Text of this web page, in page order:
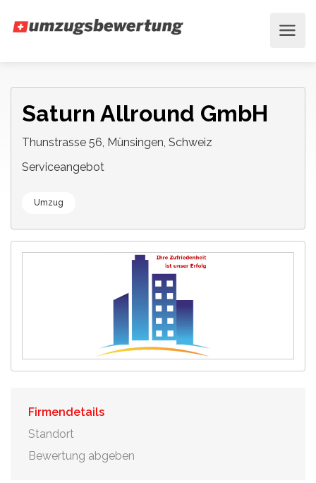
Saturn Allround GmbH
Thunstrasse 56, Münsingen, Schweiz
Serviceangebot
Umzug
Firmendetails
Standort
Bewertung abgeben